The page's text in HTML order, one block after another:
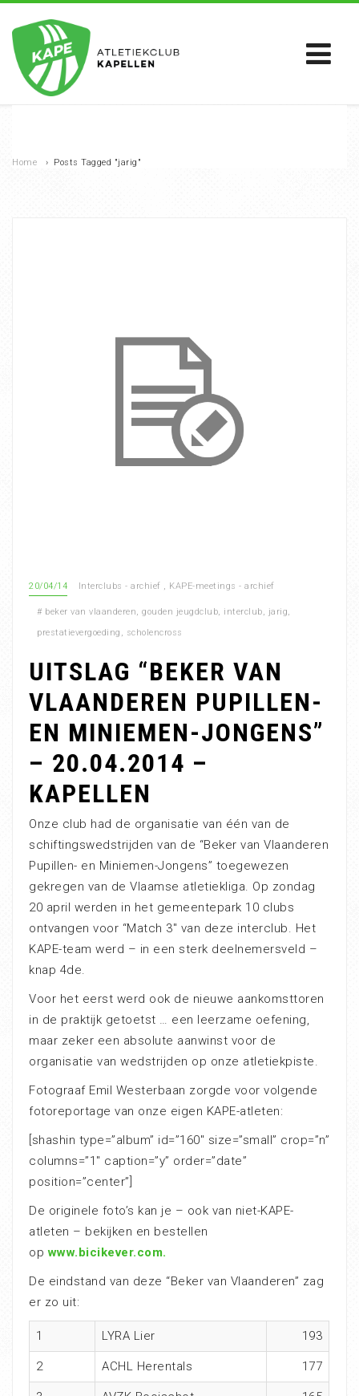
Home › Posts Tagged "jarig"
20/04/14 Interclubs - archief , KAPE-meetings - archief
# beker van vlaanderen, gouden jeugdclub, interclub, jarig,
prestatievergoeding , scholencross
UITSLAG “BEKER VAN
VLAANDEREN PUPILLEN-
EN MINIEMEN-JONGENS”
– 20.04.2014 –
KAPELLEN
Onze club had de organisatie van één van de
schiftingswedstrijden van de “Beker van Vlaanderen
Pupillen- en Miniemen-Jongens” toegewezen
gekregen van de Vlaamse atletiekliga. Op zondag
20 april werden in het gemeentepark 10 clubs
ontvangen voor “Match 3″ van deze interclub. Het
KAPE-team werd – in een sterk deelnemersveld –
knap 4de.
Voor het eerst werd ook de nieuwe aankomsttoren
in de praktijk getoetst … een leerzame oefening,
maar zeker een absolute aanwinst voor de
organisatie van wedstrijden op onze atletiekpiste.
Fotograaf Emil Westerbaan zorgde voor volgende
fotoreportage van onze eigen KAPE-atleten:
[shashin type=”album” id=”160″ size=”small” crop=”n”
columns=”1″ caption=”y” order=”date”
position=”center”]
De originele foto’s kan je – ook van niet-KAPE-
atleten – bekijken en bestellen
opwww.bicikever.com.
De eindstand van deze “Beker van Vlaanderen” zag
er zo uit:
1 LYRA Lier 193
2 ACHL Herentals 177